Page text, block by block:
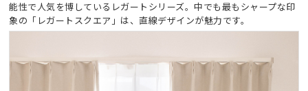
能性で人気を博しているレガートシリーズ。中でも最もシャープな印
象の「レガートスクエア」は、直線デザインが魅力です。